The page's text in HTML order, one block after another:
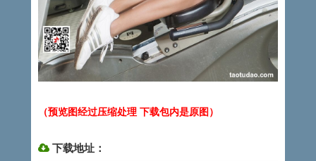
（预览图经过压缩处理 下载包内是原图）
下载地址：